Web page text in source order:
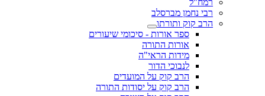
רמח"ל
רבי נחמן מברסלב
הרב קוק ותורתו
ספר אורות - סיכומי שיעורים
אורות התורה
מידות הראי"ה
לנבוכי הדור
הרב קוק על המועדים
הרב קוק על יסודות התורה